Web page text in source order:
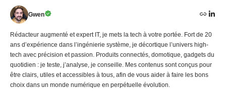
Gwen
Rédacteur augmenté et expert IT, je mets la tech à votre portée. Fort de 20
ans d’expérience dans l’ingénierie système, je décortique l’univers high-
tech avec précision et passion. Produits connectés, domotique, gadgets du
quotidien : je teste, j’analyse, je conseille. Mes contenus sont conçus pour
être clairs, utiles et accessibles à tous, afin de vous aider à faire les bons
choix dans un monde numérique en perpétuelle évolution.